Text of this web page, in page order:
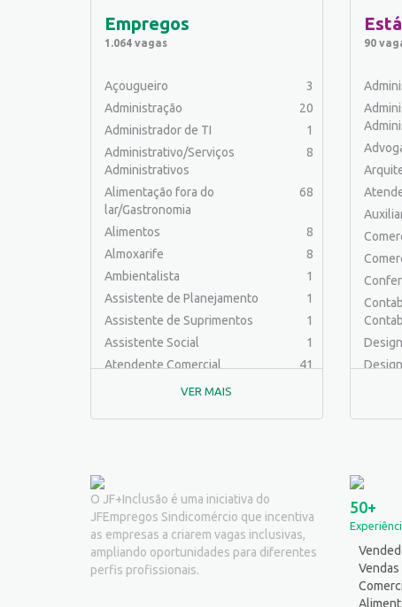
Empregos
1.064 vagas
Açougueiro
3
Administração
20
Administrador de TI
1
Administrativo/Serviços
Administrativos
8
Alimentação fora do
lar/Gastronomia
68
Alimentos
8
Almoxarife
8
Ambientalista
1
Assistente de Planejamento
1
Assistente de Suprimentos
1
Assistente Social
1
Atendente Comercial
41
Auxiliar de Cozinha
Auxiliar de Produção
Auxiliar de Serviços
19
Balconista
24
Barman
VER MAIS
90
Outros
O JF+Inclusão é uma iniciativa do
JFEmpregos Sindicomércio que incentiva
as empresas a criarem vagas inclusivas,
ampliando oportunidades para diferentes
perfis profissionais.
50+
Vendas